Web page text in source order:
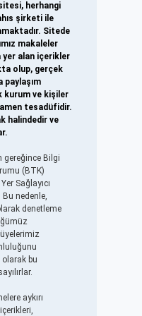
herhangi
şirketi ile
Sitede
makaleler
yer alan içerikler
olup, gerçek
paylaşım
kurum ve kişiler
tesadüfidir.
halindedir ve
gereğince Bilgi
(BTK)
Sağlayıcı
nedenle,
denetleme
bu
aykırı